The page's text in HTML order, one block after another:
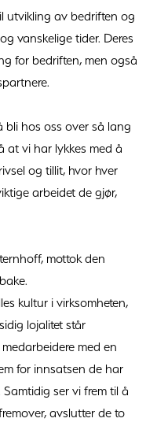
utvikling av bedriften og
vanskelige tider. Deres
for bedriften, men også
bli hos oss over så lang
at vi har lykkes med å
og tillit, hvor hver
arbeidet de gjør,
mottok den
kultur i virksomheten,
lojalitet står
med en
for innsatsen de har
ser vi frem til å
avslutter de to